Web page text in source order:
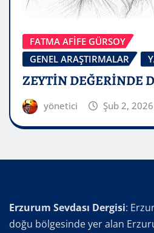
FATMA AFİFE GÜRSOY
GENEL ARAŞTIRMALAR
ZEYTİN DEĞERİNDE
yönetici Şub 2, 2026
Erzurum Sevdası Dergisi:
doğu bölgesinde yer alan